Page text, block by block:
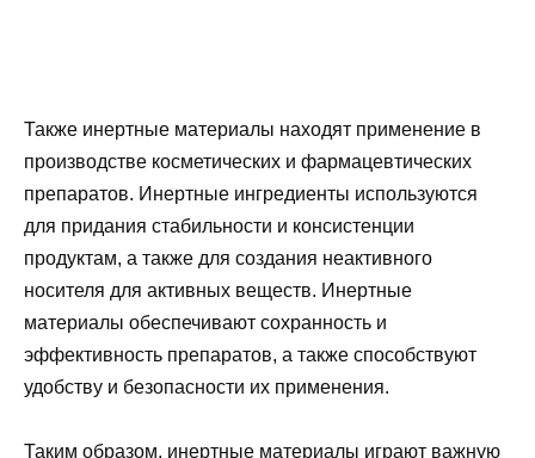
Также инертные материалы находят применение в
производстве косметических и фармацевтических
препаратов. Инертные ингредиенты используются
для придания стабильности и консистенции
продуктам, а также для создания неактивного
носителя для активных веществ. Инертные
материалы обеспечивают сохранность и
эффективность препаратов, а также способствуют
удобству и безопасности их применения.
Таким образом, инертные материалы играют важную